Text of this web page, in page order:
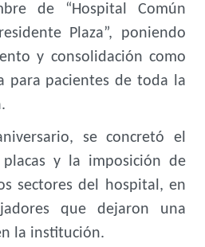
de “Hospital Común
Plaza”, poniendo
y consolidación como
para pacientes de toda la
se concretó el
y la imposición de
sectores del hospital, en
que dejaron una
la institución.